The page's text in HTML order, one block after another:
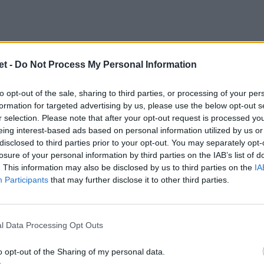
- Do Not Process My Personal Information
opt-out of the sale, sharing to third parties, or processing of your
for targeted advertising by us, please use the below opt-out
selection. Please note that after your opt-out request is processed
interest-based ads based on personal information utilized by us
to third parties prior to your opt-out. You may separately
of your personal information by third parties on the IAB’s list of
This information may also be disclosed by us to third parties on the
Participants that may further disclose it to other third parties.
Data Processing Opt Outs
opt-out of the Sharing of my personal data.
match sotto la definizione diAutum
fronte nazionali dello stesso emisfero
59-21), gli altri 19 vedevano il Nord
il Giappone, che geograficamente è un
è inserito nel Sud. Le 9 vittorie
minore, perché 4 di esse sono state
(2 volte Fiji, 2 volte Giappone). Le 10
centrate tutte contro delle big, se
hanno perso tutti e 5 i loro scontri. I